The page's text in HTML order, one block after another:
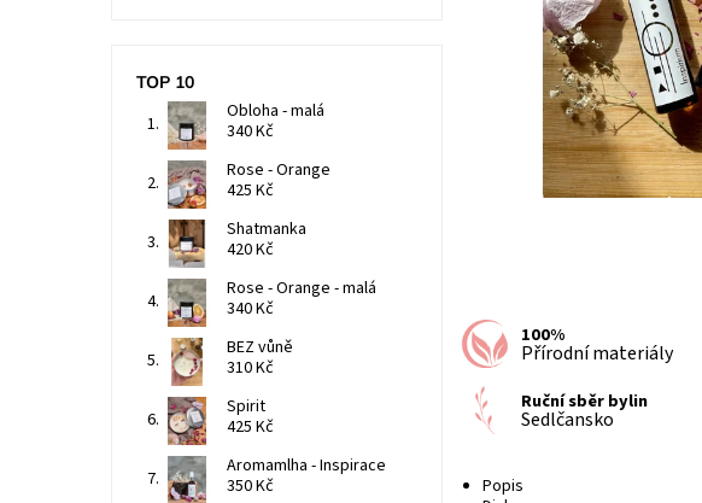
100%
Přírodní materiály
Ruční sběr bylin
Sedlčansko
Popis
TOP 10
Obloha - malá
340 Kč
Rose - Orange
425 Kč
Shatmanka
420 Kč
Rose - Orange - malá
340 Kč
BEZ vůně
310 Kč
Spirit
425 Kč
Aromamlha - Inspirace
350 Kč